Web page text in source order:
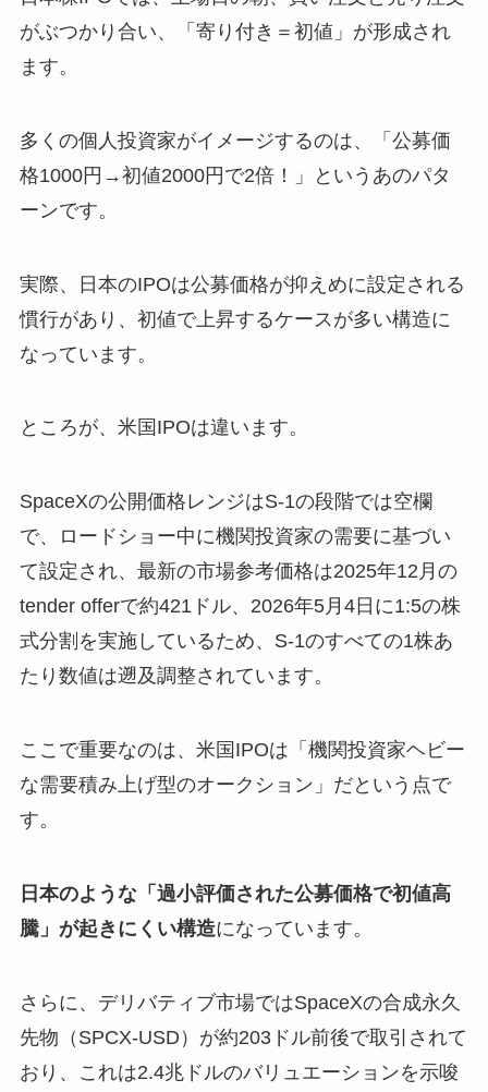
がぶつかり合い、「寄り付き＝初値」が形成され
ます。
多くの個人投資家がイメージするのは、「公募価
格1000円→初値2000円で2倍！」というあのパタ
ーンです。
実際、日本のIPOは公募価格が抑えめに設定される
慣行があり、初値で上昇するケースが多い構造に
なっています。
ところが、米国IPOは違います。
SpaceXの公開価格レンジはS-1の段階では空欄
で、ロードショー中に機関投資家の需要に基づい
て設定され、最新の市場参考価格は2025年12月の
tender offerで約421ドル、2026年5月4日に1:5の株
式分割を実施しているため、S-1のすべての1株あ
たり数値は遡及調整されています。
ここで重要なのは、米国IPOは「機関投資家ヘビー
な需要積み上げ型のオークション」だという点で
す。
日本のような「過小評価された公募価格で初値高
騰」が起きにくい構造になっています。
さらに、デリバティブ市場ではSpaceXの合成永久
先物（SPCX-USD）が約203ドル前後で取引されて
おり、これは2.4兆ドルのバリュエーションを示唆